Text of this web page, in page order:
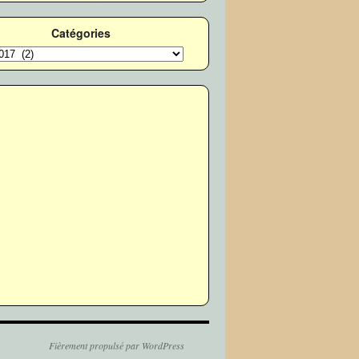
Catégories
Fièrement propulsé par WordPress